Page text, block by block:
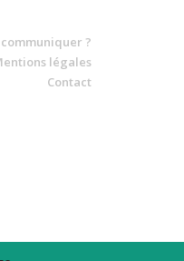
?
légales
Contact